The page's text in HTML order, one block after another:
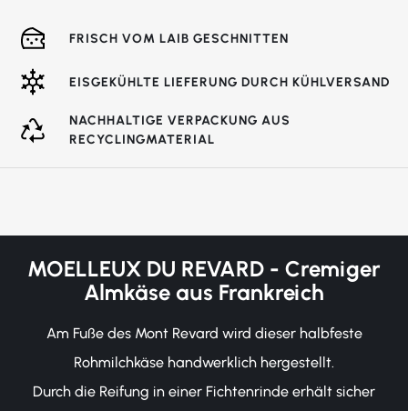
FRISCH VOM LAIB GESCHNITTEN
EISGEKÜHLTE LIEFERUNG DURCH KÜHLVERSAND
NACHHALTIGE VERPACKUNG AUS
RECYCLINGMATERIAL
MOELLEUX DU REVARD - Cremiger
Almkäse aus Frankreich
Am Fuße des Mont Revard wird dieser halbfeste
Rohmilchkäse handwerklich hergestellt.
Durch die Reifung in einer Fichtenrinde erhält sicher